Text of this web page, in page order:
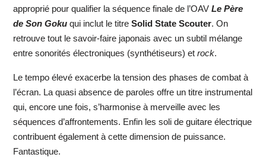
approprié pour qualifier la séquence finale de l’OAV Le Père
de Son Goku qui inclut le titre Solid State Scouter. On
retrouve tout le savoir-faire japonais avec un subtil mélange
entre sonorités électroniques (synthétiseurs) et rock.
Le tempo élevé exacerbe la tension des phases de combat à
l’écran. La quasi absence de paroles offre un titre instrumental
qui, encore une fois, s’harmonise à merveille avec les
séquences d’affrontements. Enfin les soli de guitare électrique
contribuent également à cette dimension de puissance.
Fantastique.